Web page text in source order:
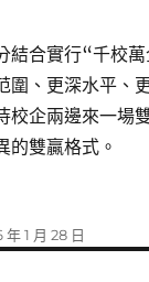
結合實行“千校
圍、更深水平、
校企兩邊來一場
的雙贏格式。
年 1 月 28 日